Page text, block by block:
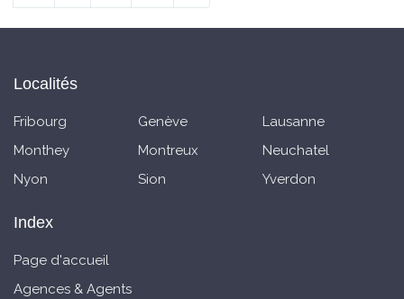
Localités
Fribourg Genève
Lausanne
Monthey
Montreux
Neuchatel
Nyon
Sion Yverdon
Index
Page d'accueil
Agences & Agents